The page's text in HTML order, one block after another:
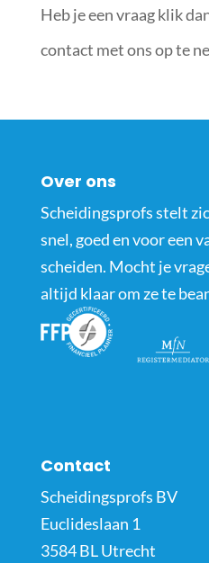
Heb je een vraag klik
contact met ons op te
Over ons
Scheidingsprofs stelt
snel, goed en voor een
scheiden. Mocht je
altijd klaar om ze te
Contact
Scheidingsprofs BV
Euclideslaan 1
3584 BL Utrecht